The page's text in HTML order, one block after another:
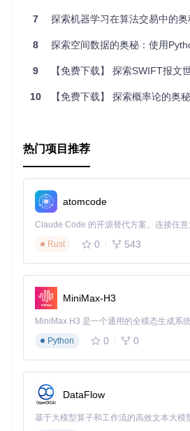
7 探索机器学习在算法交易中的奥秘：《Hands-On
8 探索空间数据的奥秘：使用Python
9 【免费下载】 探索SWIFT报文世界的宝藏——《完
10 【免费下载】 探索概率论的奥秘：哈佛大学经典教材
热门项目推荐
atomcode
Rust
0 543
MiniMax-H3
Python
0 0
DataFlow
基于大模型算子和工作流的高效文本大模